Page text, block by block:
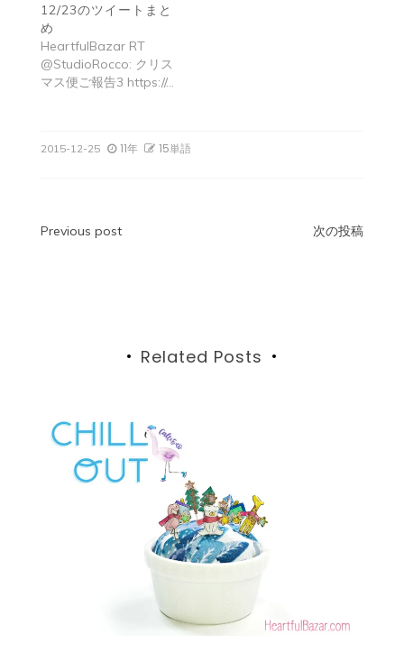
12/23のツイートまと
め
HeartfulBazar RT
@StudioRocco: クリス
マス便ご報告3 https://…
2015-12-25 11年 15単語
投
シ
Previous post 次の投稿
Related Posts